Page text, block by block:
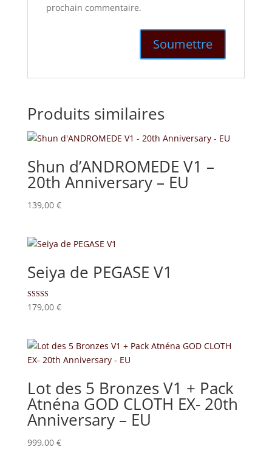
prochain commentaire.
Produits similaires
Shun d’ANDROMEDE V1 –
20th Anniversary – EU
139,00 €
Seiya de PEGASE V1
Note
5.00
179,00 €
Lot des 5 Bronzes V1 + Pack
Atnéna GOD CLOTH EX- 20th
Anniversary – EU
999,00 €